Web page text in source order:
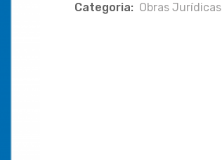
Categoria: Obras Jurí­dicas